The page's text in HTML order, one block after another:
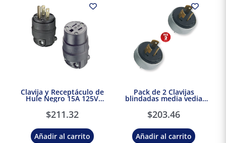
Clavija y Receptáculo de
Hule Negro 15A 125V
Leviton
$211.32
Añadir al carrito
Pack de 2 Clavijas
blindadas media vedia
$203.46
Añadir al carrito